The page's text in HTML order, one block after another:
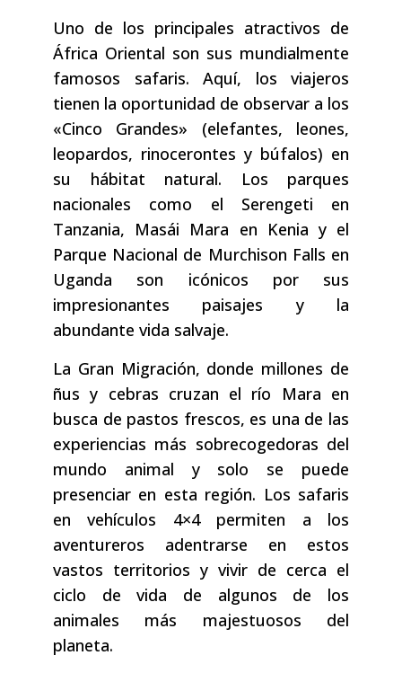
Uno de los principales atractivos de
África Oriental son sus mundialmente
famosos safaris. Aquí, los viajeros
tienen la oportunidad de observar a los
«Cinco Grandes» (elefantes, leones,
leopardos, rinocerontes y búfalos) en
su hábitat natural. Los parques
nacionales como el Serengeti en
Tanzania, Masái Mara en Kenia y el
Parque Nacional de Murchison Falls en
Uganda son icónicos por sus
impresionantes paisajes y la
abundante vida salvaje.
La Gran Migración, donde millones de
ñus y cebras cruzan el río Mara en
busca de pastos frescos, es una de las
experiencias más sobrecogedoras del
mundo animal y solo se puede
presenciar en esta región. Los safaris
en vehículos 4×4 permiten a los
aventureros adentrarse en estos
vastos territorios y vivir de cerca el
ciclo de vida de algunos de los
animales más majestuosos del
planeta.